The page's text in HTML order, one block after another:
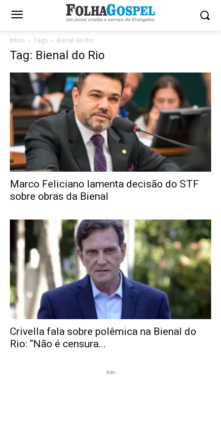
Início Tags Bienal do Rio
Tag: Bienal do Rio
Marco Feliciano lamenta decisão do STF
sobre obras da Bienal
Crivella fala sobre polêmica na Bienal do
Rio: “Não é censura...
Ads